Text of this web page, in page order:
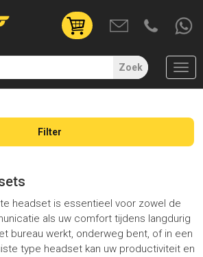
User
account
menu
(uitgelogd)
Zoek
Filter
headset is essentieel voor zowel de
als uw comfort tijdens langdurig
bureau werkt, onderweg bent, of in een
type headset kan uw productiviteit en